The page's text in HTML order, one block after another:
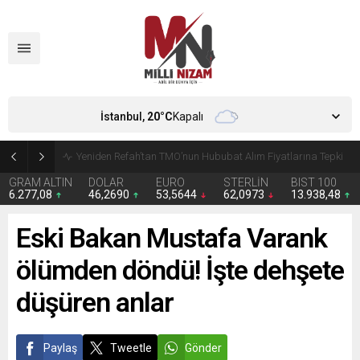
CHP’de Günaydın ve Başarır’ın grup başkanvekilliği düştü
GRAM ALTIN
6.277,08
DOLAR
46,2690
EURO
53,5644
STERLİN
62,0973
BIST 100
13.938,48
İstanbul, 20°CKapalı
Eski Bakan Mustafa Varank
ölümden döndü! İşte dehşete
düşüren anlar
Paylaş Tweetle Gönder